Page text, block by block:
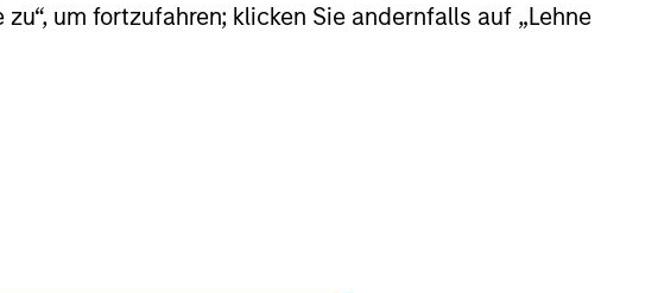
um fortzufahren; klicken Sie andernfalls auf „Lehne